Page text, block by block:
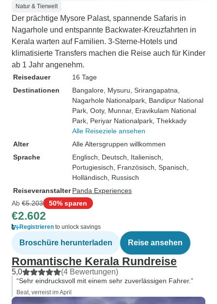
Natur & Tierwelt
Der prächtige Mysore Palast, spannende Safaris in
Nagarhole und entspannte Backwater-Kreuzfahrten in
Kerala warten auf Familien. 3-Sterne-Hotels und
klimatisierte Transfers machen die Reise auch für Kinder
ab 1 Jahr angenehm.
Reisedauer
16 Tage
Destinationen
Bangalore , Mysuru , Srirangapatna
Nagarhole Nationalpark , Bandipur National
Park , Ooty, Munnar, Eravikulam National
Park , Periyar Nationalpark , Thekkady
Alle Reiseziele ansehen
Alter
Alle Altersgruppen willkommen
Sprache
Englisch, Deutsch, Italienisch,
Portugiesisch, Französisch, Spanisch,
Holländisch, Russisch
Reiseveranstalter Panda Experiences
Ab €5.203 50% sparen
€2.602
Registrieren to unlock savings
Broschüre herunterladen Reise ansehen
Romantische Kerala Rundreise
5,0 (4 Bewertungen)
“Sehr eindrucksvoll mit einem sehr zuverlässigen Fahrer.”
Beat, verreist im April